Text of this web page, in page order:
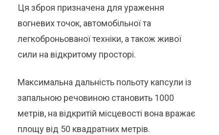
Ця зброя призначена для ураження
вогневих точок, автомобільної та
легкоброньованої техніки, а також живої
сили на відкритому просторі.
Максимальна дальність польоту капсули із
запальною речовиною становить 1000
метрів, на відкритій місцевості вона вражає
площу від 50 квадратних метрів.